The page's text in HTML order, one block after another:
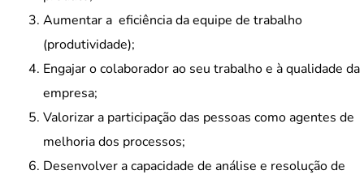
Aumentar a eficiência da equipe de trabalho
(produtividade);
Engajar o colaborador ao seu trabalho e à qualidade da
empresa;
Valorizar a participação das pessoas como agentes de
melhoria dos processos;
Desenvolver a capacidade de análise e resolução de